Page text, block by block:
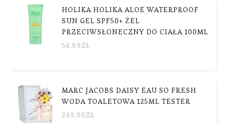
HOLIKA HOLIKA ALOE WATERPROOF
SUN GEL SPF50+ ŻEL
PRZECIWSŁONECZNY DO CIAŁA 100ML
54.89ZŁ
MARC JACOBS DAISY EAU SO FRESH
WODA TOALETOWA 125ML TESTER
249.00ZŁ